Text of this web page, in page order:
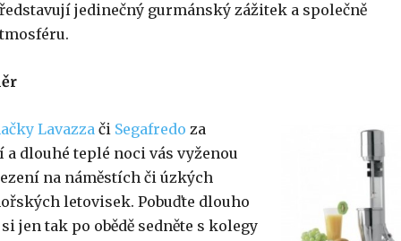
jedinečný gurmánský zážitek a společně
Lavazza či Segafredo za
dlouhé teplé noci vás vyženou
na náměstích či úzkých
letovisek. Pobuďte dlouho
jen tak po obědě sedněte s kolegy